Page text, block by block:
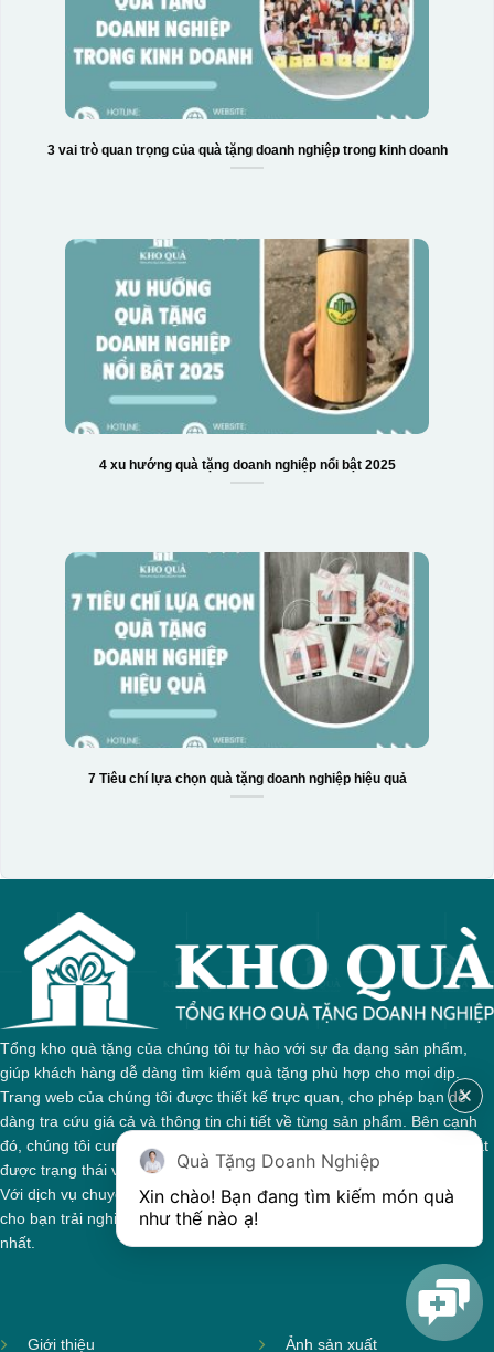
Hộp xi 2 cốc
Hộp xi biểu trưng
3 vai trò quan trọng của quà tặng doanh nghiệp trong kinh doanh
4 xu hướng quà tặng doanh nghiệp nổi bật 2025
7 Tiêu chí lựa chọn quà tặng doanh nghiệp hiệu quả
Tổng kho quà tặng của chúng tôi tự hào với sự đa dạng sản phẩm,
giúp khách hàng dễ dàng tìm kiếm quà tặng phù hợp cho mọi dịp.
Trang web của chúng tôi được thiết kế trực quan, cho phép bạn dễ
dàng tra cứu giá cả và thông tin chi tiết về từng sản phẩm. Bên cạnh
đó, chúng tôi cung cấp hệ thống theo dõi đơn hàng, giúp bạn nắm bắt
được trạng thái và giai đoạn xử lý của đơn hàng một cách thuận tiện.
Với dịch vụ chuyên nghiệp và tận tâm, chúng tôi cam kết mang đến
cho bạn trải nghiệm mua sắm tuyệt vời và những món quà ý nghĩa
nhất.
Giới thiệu Ảnh sản xuất
Quà Tặng Doanh Nghiệp
Xin chào! Bạn đang tìm kiếm món quà
như thế nào ạ!